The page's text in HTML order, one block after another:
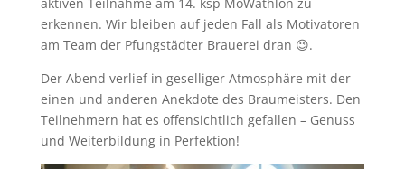
erkennen. Wir bleiben auf jeden Fall als Motivatoren
am Team der Pfungstädter Brauerei dran 😉.
Der Abend verlief in geselliger Atmosphäre mit der
einen und anderen Anekdote des Braumeisters. Den
Teilnehmern hat es offensichtlich gefallen – Genuss
und Weiterbildung in Perfektion!